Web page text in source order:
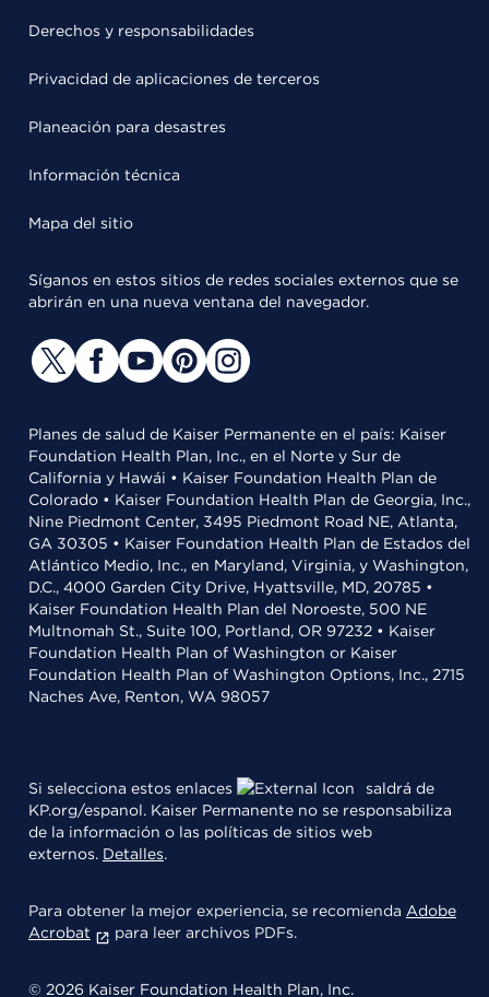
Derechos y responsabilidades
Privacidad de aplicaciones de terceros
Planeación para desastres
Información técnica
Mapa del sitio
Síganos en estos sitios de redes sociales externos que se
abrirán en una nueva ventana del navegador.
Planes de salud de Kaiser Permanente en el país: Kaiser
Foundation Health Plan, Inc., en el Norte y Sur de
California y Hawái • Kaiser Foundation Health Plan de
Colorado • Kaiser Foundation Health Plan de Georgia, Inc.,
Nine Piedmont Center, 3495 Piedmont Road NE, Atlanta,
GA 30305 • Kaiser Foundation Health Plan de Estados del
Atlántico Medio, Inc., en Maryland, Virginia, y Washington,
D.C., 4000 Garden City Drive, Hyattsville, MD, 20785 •
Kaiser Foundation Health Plan del Noroeste, 500 NE
Multnomah St., Suite 100, Portland, OR 97232 • Kaiser
Foundation Health Plan of Washington or Kaiser
Foundation Health Plan of Washington Options, Inc., 2715
Naches Ave, Renton, WA 98057
Si selecciona estos enlaces
saldrá de
KP.org/espanol. Kaiser Permanente no se responsabiliza
de la información o las políticas de sitios web
externos. Detalles.
Para obtener la mejor experiencia, se recomienda Adobe
Acrobat
para leer archivos PDFs.
© 2026 Kaiser Foundation Health Plan, Inc.